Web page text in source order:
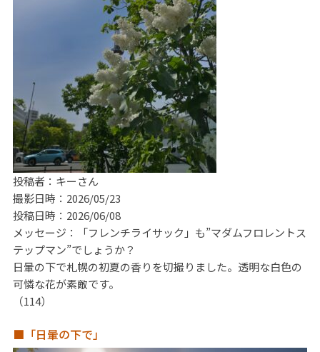
投稿者：キーさん
撮影日時：2026/05/23
投稿日時：2026/06/08
メッセージ：「フレンチライサック」も”マダムフロレントス
テップマン”でしょうか？
日暈の下で札幌の初夏の香りを切撮りました。透明な白色の
可憐な花が素敵です。
（114）
■「日暈の下で」